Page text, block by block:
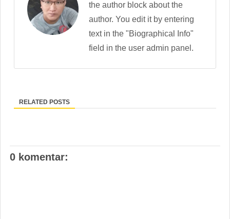
the author block about the
author. You edit it by entering
text in the "Biographical Info"
field in the user admin panel.
RELATED POSTS
0 komentar: